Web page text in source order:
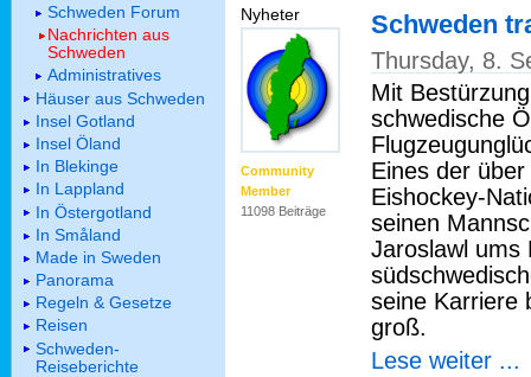
Nyheter
Community
Member
11098 Beiträge
Schweden
Thursday, 8.
Mit
schwedische
Eines der
Eishockey-
seinen
Jaroslawl ums
seine Karriere
groß.
Lese weiter ...
Schweden Forum
Nachrichten aus
Schweden
Administratives
Häuser aus Schweden
Insel Gotland
Insel Öland
In Blekinge
In Lappland
In Östergotland
In Småland
Made in Sweden
Panorama
Regeln & Gesetze
Reisen
Schweden-
Reiseberichte